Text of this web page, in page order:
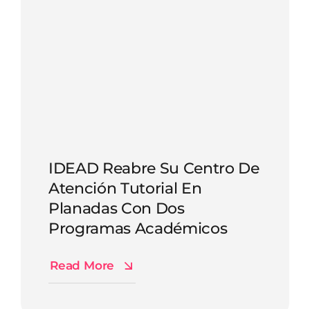
IDEAD Reabre Su Centro De
Atención Tutorial En
Planadas Con Dos
Programas Académicos
Read More